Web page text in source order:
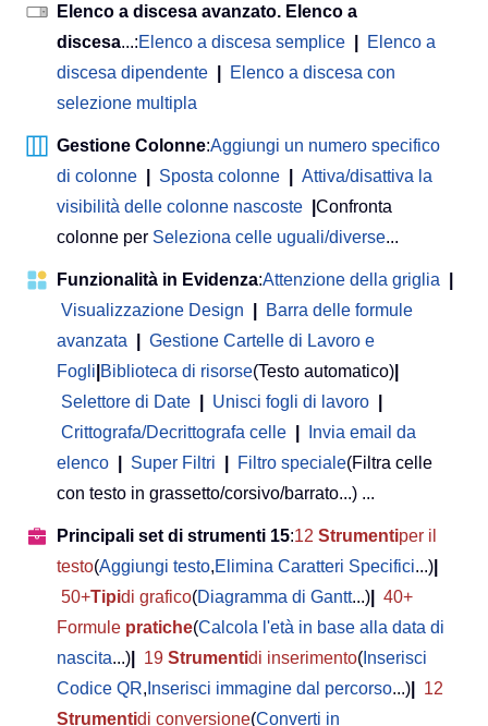
Elenco a discesa avanzato. Elenco a
discesa...:Elenco a discesa semplice
Elenco a
discesa dipendente
Elenco a discesa con
selezione multipla
Gestione Colonne:Aggiungi un numero specifico
di colonne
Sposta colonne
Attiva/disattiva la
visibilità delle colonne nascoste
Confronta
colonne per Seleziona celle uguali/diverse...
Funzionalità in Evidenza:Attenzione della griglia
Visualizzazione Design
Barra delle formule
avanzata
Gestione Cartelle di Lavoro e
Fogli Biblioteca di risorse(Testo automatico)
Selettore di Date
Unisci fogli di lavoro
Crittografa/Decrittografa celle
Invia email da
elenco
Super Filtri Filtro speciale(Filtra celle
con testo in grassetto/corsivo/barrato...) ...
Principali set di strumenti 15:12 Strumentiper il
testo(Aggiungi testo,Elimina Caratteri Specifici...)
50+Tipidi grafico(Diagramma di Gantt...)
40+
Formule pratiche(Calcola l'età in base alla data di
nascita...) 19 Strumentidi inserimento( Inserisci
Codice QR, Inserisci immagine dal percorso...)
12
Strumentidi conversione(Converti in